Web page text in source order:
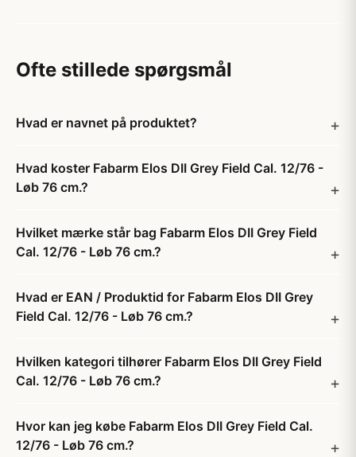
Ofte stillede spørgsmål
Hvad er navnet på produktet?
Hvad koster Fabarm Elos DII Grey Field Cal. 12/76 -
Løb 76 cm.?
Hvilket mærke står bag Fabarm Elos DII Grey Field
Cal. 12/76 - Løb 76 cm.?
Hvad er EAN / Produktid for Fabarm Elos DII Grey
Field Cal. 12/76 - Løb 76 cm.?
Hvilken kategori tilhører Fabarm Elos DII Grey Field
Cal. 12/76 - Løb 76 cm.?
Hvor kan jeg købe Fabarm Elos DII Grey Field Cal.
12/76 - Løb 76 cm.?